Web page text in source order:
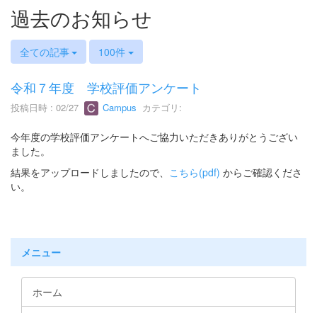
過去のお知らせ
全ての記事 100件
令和７年度 学校評価アンケート
投稿日時 : 02/27 Campus カテゴリ:
今年度の学校評価アンケートへご協力いただきありがとうござい
ました。
結果をアップロードしましたので、 こちら(pdf) からご確認くださ
い。
メニュー
ホーム